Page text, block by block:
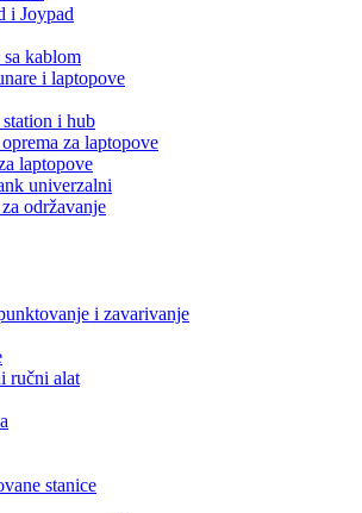
i Joypad
sa kablom
i laptopove
i hub
za laptopove
laptopove
univerzalni
održavanje
i zavarivanje
ručni alat
stanice